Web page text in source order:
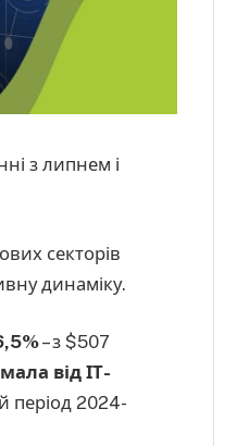
з липнем і
секторів
динаміку.
– з $507
від ІТ-
період 2024-